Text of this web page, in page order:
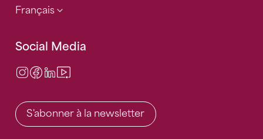
Français
Social Media
Instagram
Facebook
LinkedIn
S'abonner à la newsletter